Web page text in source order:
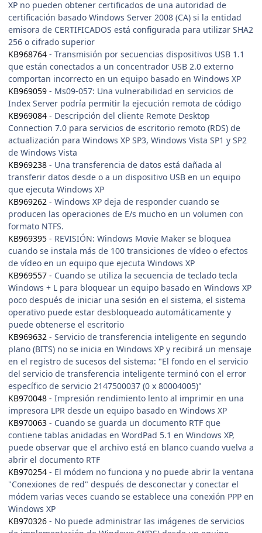
XP no pueden obtener certificados de una autoridad de
certificación basado Windows Server 2008 (CA) si la entidad
emisora de CERTIFICADOS está configurada para utilizar SHA2
256 o cifrado superior
KB968764 - Transmisión por secuencias dispositivos USB 1.1
que están conectados a un concentrador USB 2.0 externo
comportan incorrecto en un equipo basado en Windows XP
KB969059 - Ms09-057: Una vulnerabilidad en servicios de
Index Server podría permitir la ejecución remota de código
KB969084 - Descripción del cliente Remote Desktop
Connection 7.0 para servicios de escritorio remoto (RDS) de
actualización para Windows XP SP3, Windows Vista SP1 y SP2
de Windows Vista
KB969238 - Una transferencia de datos está dañada al
transferir datos desde o a un dispositivo USB en un equipo
que ejecuta Windows XP
KB969262 - Windows XP deja de responder cuando se
producen las operaciones de E/s mucho en un volumen con
formato NTFS.
KB969395 - REVISIÓN: Windows Movie Maker se bloquea
cuando se instala más de 100 transiciones de vídeo o efectos
de vídeo en un equipo que ejecuta Windows XP
KB969557 - Cuando se utiliza la secuencia de teclado tecla
Windows + L para bloquear un equipo basado en Windows XP
poco después de iniciar una sesión en el sistema, el sistema
operativo puede estar desbloqueado automáticamente y
puede obtenerse el escritorio
KB969632 - Servicio de transferencia inteligente en segundo
plano (BITS) no se inicia en Windows XP y recibirá un mensaje
en el registro de sucesos del sistema: "El fondo en el servicio
del servicio de transferencia inteligente terminó con el error
específico de servicio 2147500037 (0 x 80004005)"
KB970048 - Impresión rendimiento lento al imprimir en una
impresora LPR desde un equipo basado en Windows XP
KB970063 - Cuando se guarda un documento RTF que
contiene tablas anidadas en WordPad 5.1 en Windows XP,
puede observar que el archivo está en blanco cuando vuelva a
abrir el documento RTF
KB970254 - El módem no funciona y no puede abrir la ventana
"Conexiones de red" después de desconectar y conectar el
módem varias veces cuando se establece una conexión PPP en
Windows XP
KB970326 - No puede administrar las imágenes de servicios